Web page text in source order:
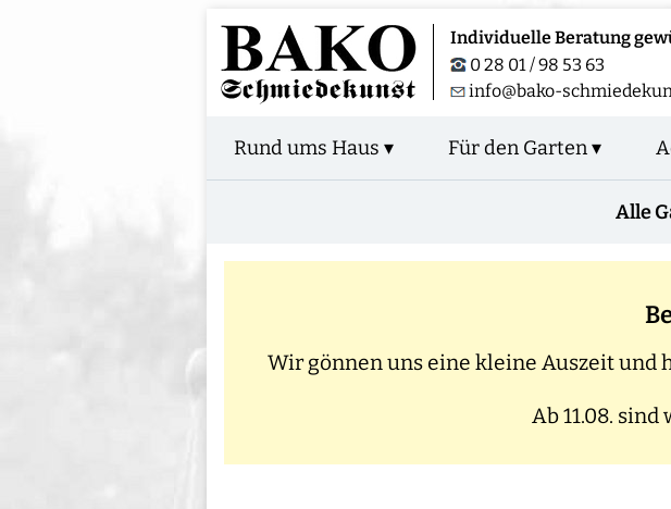
Individuelle Beratung
0 28 01 / 98 53 63
info@bako-
Rund ums Haus ▾ Für den Garten ▾
Alle
Wir gönnen uns eine kleine Auszeit und
Ab 11.08.